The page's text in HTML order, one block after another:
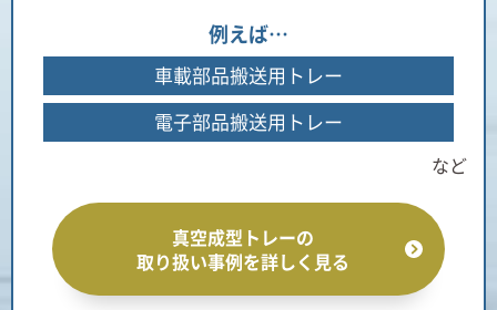
例えば…
車載部品搬送用トレー
電子部品搬送用トレー
など
真空成型トレーの
取り扱い事例を詳しく見る